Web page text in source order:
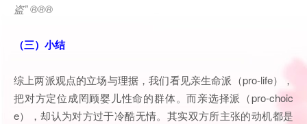
盗” ®®®
（三）小结
综上两派观点的立场与理据，我们看见亲生命派（pro-life），
把对方定位成罔顾婴儿性命的群体。而亲选择派（pro-choic
e），却认为对方过于冷酷无情。其实双方所主张的动机都是